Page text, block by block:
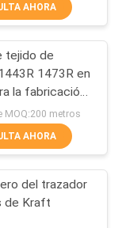
del
597
AHORA
tejido de
1473R en
la fabricación
MOQ:200 metros
AHORA
del trazador
de Kraft